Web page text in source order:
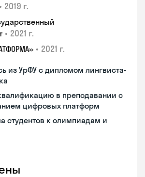
• 2019 г.
• 2021 г.
• 2021 г.
из УрФУ с дипломом лингвиста-
в преподавании с
цифровых платформ
студентов к олимпиадам и